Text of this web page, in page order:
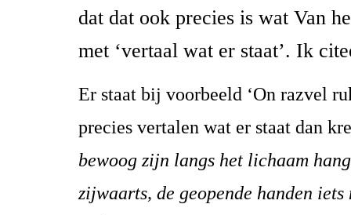
dat dat ook precies is wat Van
met ‘vertaal wat er staat’. Ik
Er staat bij voorbeeld ‘On razvel
precies vertalen wat er staat dan
bewoog zijn langs het lichaam
zijwaarts, de geopende handen